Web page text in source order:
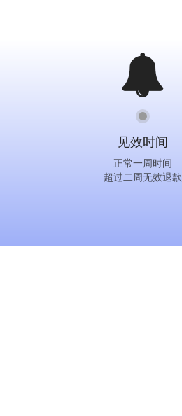
见效时间
正常一周时间
超过二周无效退款